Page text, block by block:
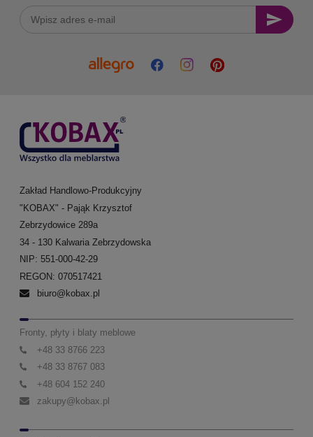
Zakład Handlowo-Produkcyjny
"KOBAX" - Pająk Krzysztof
Zebrzydowice 289a
34 - 130 Kalwaria Zebrzydowska
NIP: 551-000-42-29
REGON: 070517421
biuro@kobax.pl
Fronty, płyty i blaty meblowe
+48 33 8766 223
+48 33 8767 083
+48 604 152 240
zakupy@kobax.pl